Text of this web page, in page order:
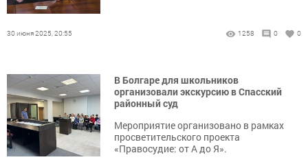
30 июня 2025, 20:55 1258 0 0
В Болгаре для школьников
организовали экскурсию в Спасский
районный суд
Мероприятие организовано в рамках
просветительского проекта
«Правосудие: от А до Я».